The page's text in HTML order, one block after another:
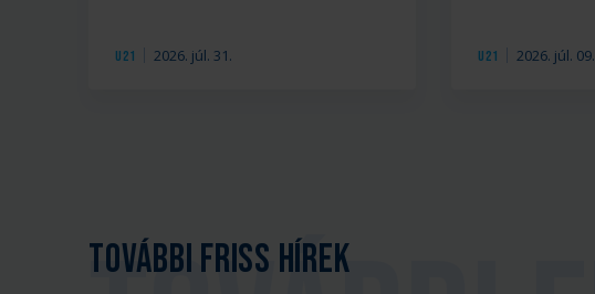
U21 2026. júl. 31. U21 2026. júl. 09.
További friss hírek